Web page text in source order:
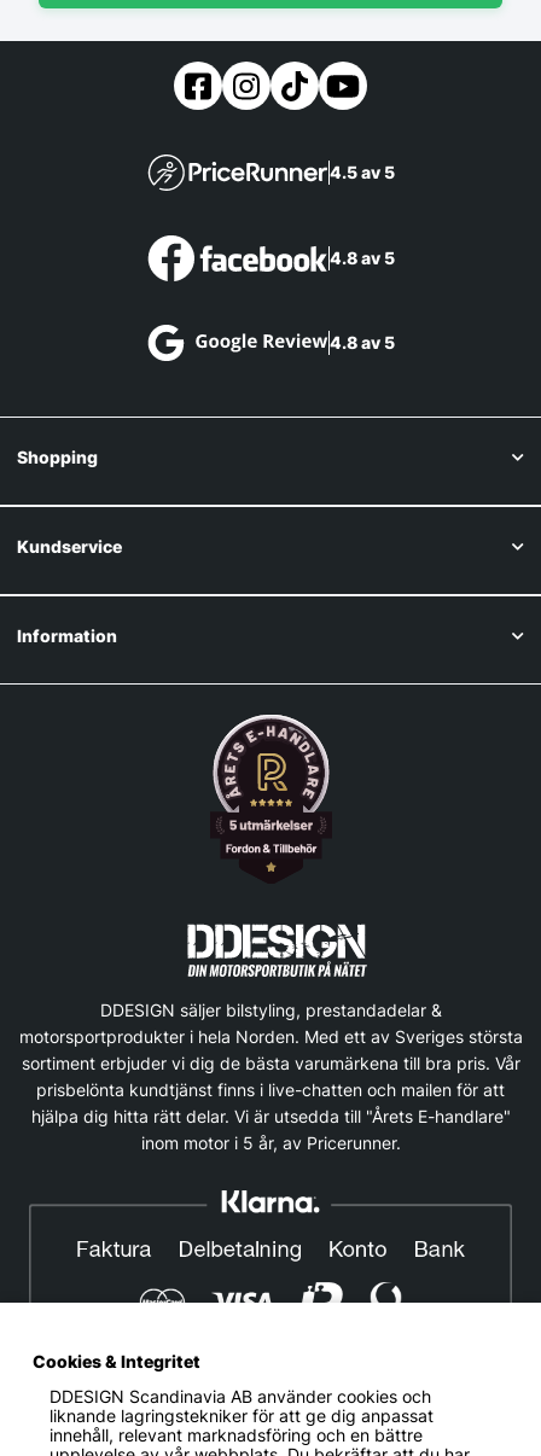
4.5 av 5
4.8 av 5
4.8 av 5
Shopping
Kundservice
Information
DDESIGN säljer bilstyling, prestandadelar &
motorsportprodukter i hela Norden. Med ett av Sveriges största
sortiment erbjuder vi dig de bästa varumärkena till bra pris. Vår
prisbelönta kundtjänst finns i live-chatten och mailen för att
hjälpa dig hitta rätt delar. Vi är utsedda till "Årets E-handlare"
inom motor i 5 år, av Pricerunner.
© DDESIGN. Alla rättigheter reserverade.
Om oss|Privacy policy|Cookiepolicy|Köp- och
Cookies & Integritet
DDESIGN Scandinavia ABanvänder cookies och
liknande lagringstekniker för att ge dig anpassat
innehåll, relevant marknadsföring och en bättre